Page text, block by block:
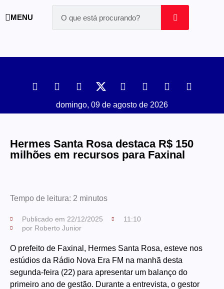
MENU
domingo, 09 de agosto de 2026
Hermes Santa Rosa destaca R$ 150
milhões em recursos para Faxinal
Tempo de leitura: 2 minutos
Publicado em 22/12/2025
11:10
por Roberto Junior
O prefeito de Faxinal, Hermes Santa Rosa, esteve nos
estúdios da Rádio Nova Era FM na manhã desta
segunda-feira (22) para apresentar um balanço do
primeiro ano de gestão. Durante a entrevista, o gestor